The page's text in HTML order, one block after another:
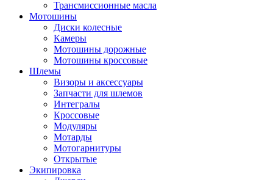
Трансмиссионные масла
Мотошины
Диски колесные
Камеры
Мотошины дорожные
Мотошины кроссовые
Шлемы
Визоры и аксессуары
Запчасти для шлемов
Интегралы
Кроссовые
Модуляры
Мотарды
Мотогарнитуры
Открытые
Экипировка